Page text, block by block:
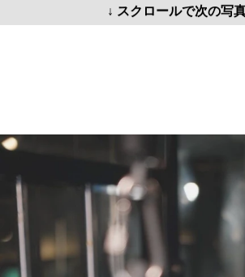
↓ スクロールで次の写